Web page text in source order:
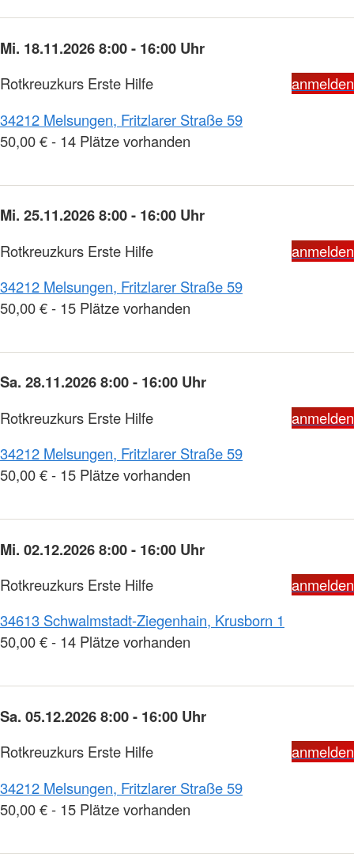
Mi. 18.11.2026 8:00 - 16:00 Uhr
Rotkreuzkurs Erste Hilfe
anmelden
34212 Melsungen, Fritzlarer Straße 59
50,00 € - 14 Plätze vorhanden
Mi. 25.11.2026 8:00 - 16:00 Uhr
Rotkreuzkurs Erste Hilfe
anmelden
34212 Melsungen, Fritzlarer Straße 59
50,00 € - 15 Plätze vorhanden
Sa. 28.11.2026 8:00 - 16:00 Uhr
Rotkreuzkurs Erste Hilfe
anmelden
34212 Melsungen, Fritzlarer Straße 59
50,00 € - 15 Plätze vorhanden
Mi. 02.12.2026 8:00 - 16:00 Uhr
Rotkreuzkurs Erste Hilfe
anmelden
34613 Schwalmstadt-Ziegenhain, Krusborn 1
50,00 € - 14 Plätze vorhanden
Sa. 05.12.2026 8:00 - 16:00 Uhr
Rotkreuzkurs Erste Hilfe
anmelden
34212 Melsungen, Fritzlarer Straße 59
50,00 € - 15 Plätze vorhanden